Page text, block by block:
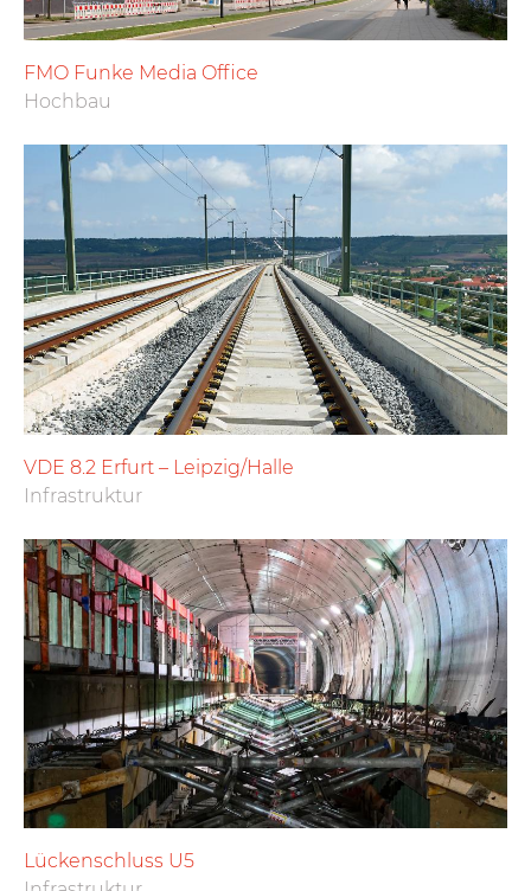
FMO Funke Media Office
Hochbau
VDE 8.2 Erfurt – Leipzig/Halle
Infrastruktur
Lückenschluss U5